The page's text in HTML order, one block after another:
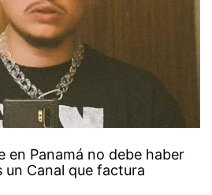
en Panamá no debe haber
Canal que factura